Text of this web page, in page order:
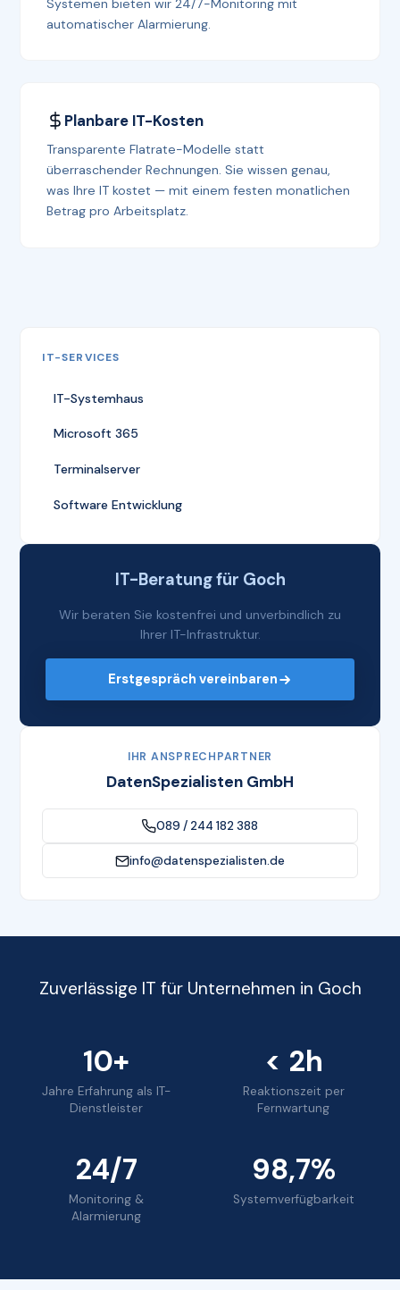
Systemen bieten wir 24/7-Monitoring mit
automatischer Alarmierung.
Planbare IT-Kosten
Transparente Flatrate-Modelle statt
überraschender Rechnungen. Sie wissen genau,
was Ihre IT kostet — mit einem festen monatlichen
Betrag pro Arbeitsplatz.
IT-SERVICES
IT-Systemhaus
Microsoft 365
Terminalserver
Software Entwicklung
IT-Beratung für Goch
Wir beraten Sie kostenfrei und unverbindlich zu
Ihrer IT-Infrastruktur.
Erstgespräch vereinbaren
IHR ANSPRECHPARTNER
DatenSpezialisten GmbH
089 / 244 182 388
info@datenspezialisten.de
Zuverlässige IT für Unternehmen in Goch
10+
Jahre Erfahrung als IT-
Dienstleister
< 2h
Reaktionszeit per
Fernwartung
24/7
Monitoring &
Alarmierung
98,7%
Systemverfügbarkeit